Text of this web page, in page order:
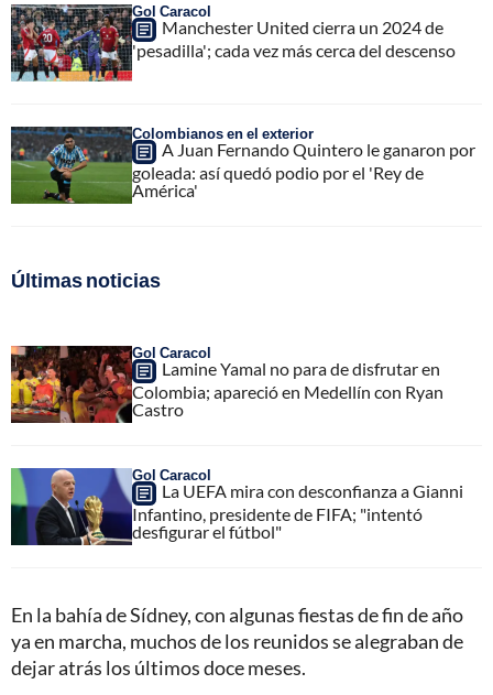
Gol Caracol
Manchester United cierra un 2024 de
'pesadilla'; cada vez más cerca del descenso
Colombianos en el exterior
A Juan Fernando Quintero le ganaron por
goleada: así quedó podio por el 'Rey de
América'
Últimas noticias
Gol Caracol
Lamine Yamal no para de disfrutar en
Colombia; apareció en Medellín con Ryan
Castro
Gol Caracol
La UEFA mira con desconfianza a Gianni
Infantino, presidente de FIFA; "intentó
desfigurar el fútbol"
En la bahía de Sídney, con algunas fiestas de fin de año
ya en marcha, muchos de los reunidos se alegraban de
dejar atrás los últimos doce meses.